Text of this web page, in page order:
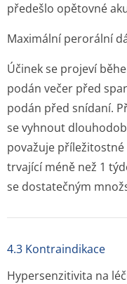
předešlo opětovné
Maximální perorální
Účinek se projeví
podán večer před
podán před snídaní.
se vyhnout
považuje
trvající méně než 1
se dostatečným
4.3 Kontraindikace
Hypersenzitivita na